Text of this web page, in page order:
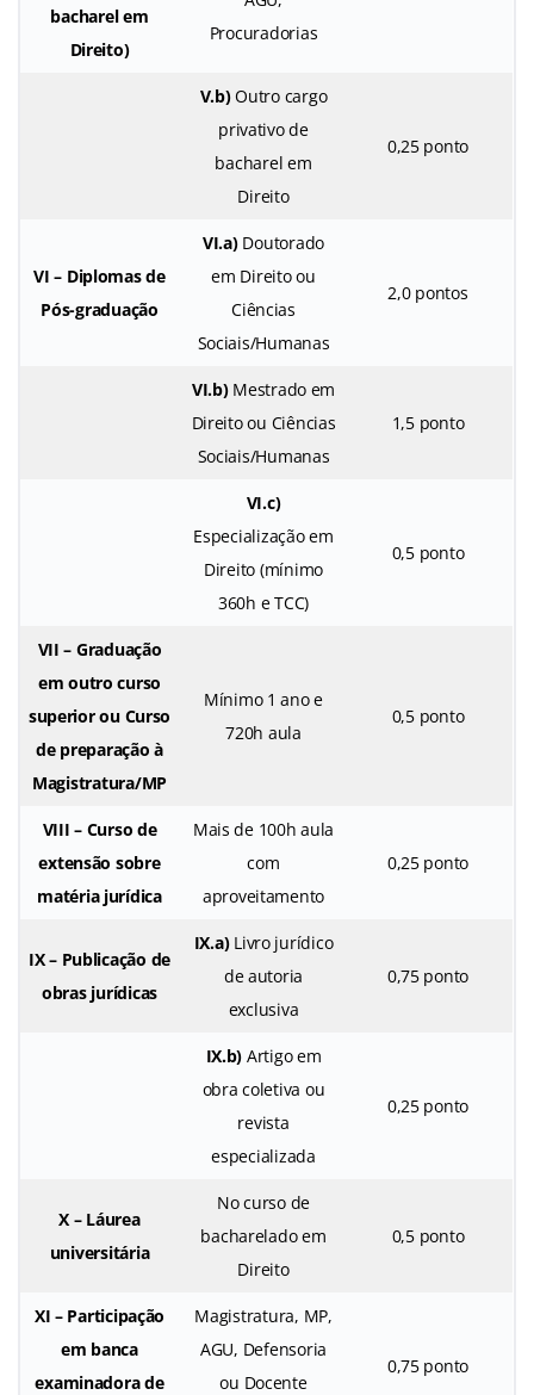
bacharel em
Direito)
Procuradorias
V.b)Outro cargo
privativo de
bacharel em
Direito
0,25 ponto
VI – Diplomas de
Pós-graduação
VI.a)Doutorado
em Direito ou
Ciências
Sociais/Humanas
2,0 pontos
VI.b)Mestrado em
Direito ou Ciências
Sociais/Humanas
1,5 ponto
VI.c)
Especialização em
Direito (mínimo
360h e TCC)
0,5 ponto
VII – Graduação
em outro curso
superior ou Curso
de preparação à
Magistratura/MP
Mínimo 1 ano e
720h aula
0,5 ponto
VIII – Curso de
extensão sobre
matéria jurídica
Mais de 100h aula
com
aproveitamento
0,25 ponto
IX – Publicação de
obras jurídicas
IX.a)Livro jurídico
de autoria
exclusiva
0,75 ponto
IX.b) Artigo em
obra coletiva ou
revista
especializada
0,25 ponto
X – Láurea
universitária
No curso de
bacharelado em
Direito
0,5 ponto
XI – Participação
em banca
examinadora de
Magistratura, MP,
AGU, Defensoria
ou Docente
0,75 ponto